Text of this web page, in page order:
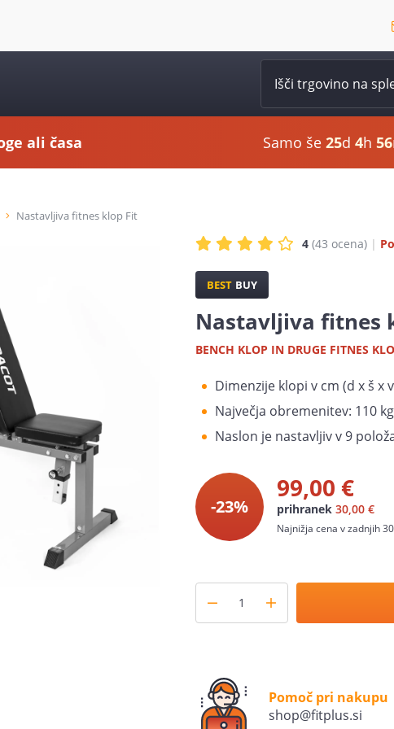
ali časa Samo še 25d 4h 56
Nastavljiva fitnes klop Fit
4 (43 ocena) |
BEST BUY
Nastavljiva fitnes
BENCH KLOP IN DRUGE FITNES
Dimenzije klopi v cm (d x š x
Največja obremenitev: 110 kg
Naslon je nastavljiv v 9
-23%
99,00 €
prihranek 30,00 €
Najnižja cena v zadnjih
Pomoč pri nakupu
shop@fitplus.si